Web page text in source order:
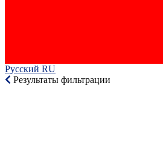
Русский RU‎
Результаты фильтрации